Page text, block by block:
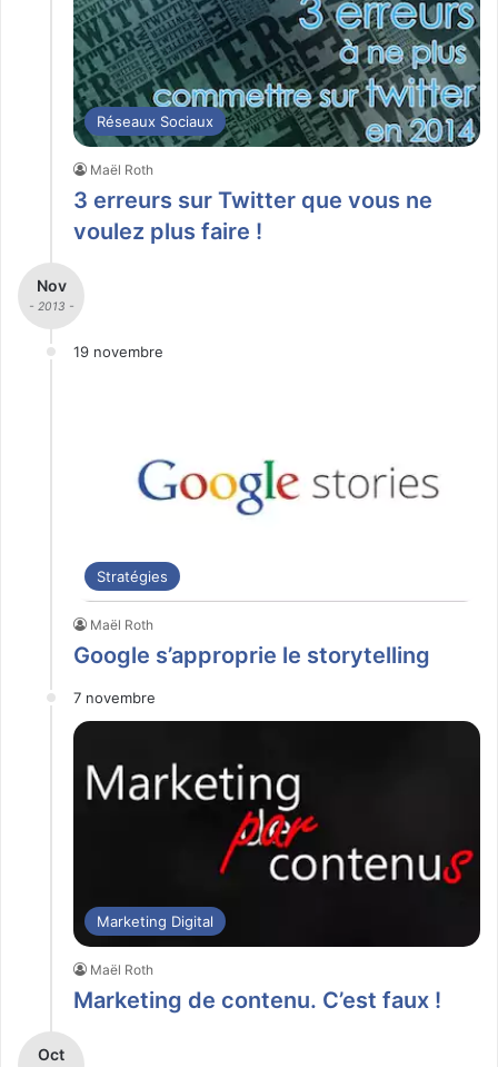
Réseaux Sociaux
Maël Roth
3 erreurs sur Twitter que vous ne
voulez plus faire !
Nov
- 2013 -
19 novembre
Stratégies
Maël Roth
Google s’approprie le storytelling
7 novembre
Marketing Digital
Maël Roth
Marketing de contenu. C’est faux !
Oct